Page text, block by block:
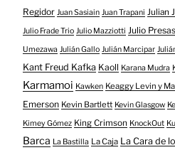
Regidor Juan Sasiain Juan Trapani Julian
Julio Frade Trio Julio Mazziotti Julio Presas
Umezawa Julián Gallo Julián Marcipar
Kant Freud Kafka Kaoll Karana Mudra
Karmamoi Kawken Keaggy Levin y
Emerson Kevin Bartlett Kevin Glasgow
Kimey Gómez King Crimson KnockOut
Barca La Bastilla La Caja La Cara de